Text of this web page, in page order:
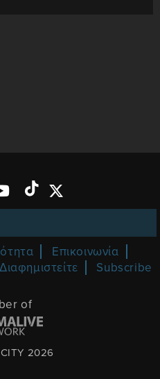
Επικοινωνία
Διαφημιστείτε Subscribe
of
2026